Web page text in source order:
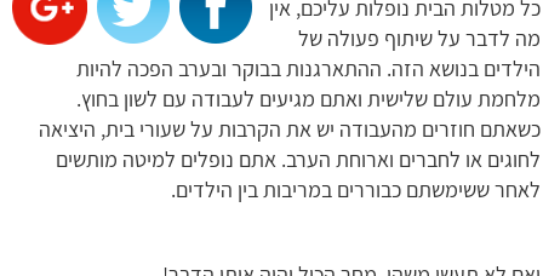
כל מטלות הבית נופלות עליכם, אין
מה לדבר על שיתוף פעולה של
הילדים בנושא הזה. ההתארגנות בבוקר ובערב הפכה להיות
מלחמת עולם שלישית ואתם מגיעים לעבודה עם לשון בחוץ.
כשאתם חוזרים מהעבודה יש את הקרבות על שעורי בית, היציאה
לחוגים או לחברים וארוחת הערב. אתם נופלים למיטה מותשים
לאחר ששימשתם כבוררים במריבות בין הילדים.